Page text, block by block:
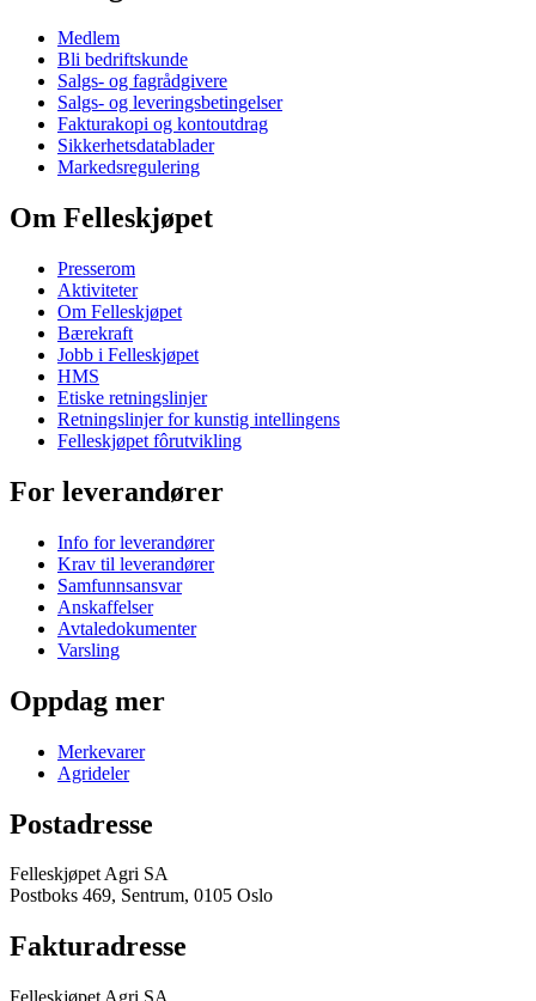
Medlem
Bli bedriftskunde
Salgs- og fagrådgivere
Salgs- og leveringsbetingelser
Fakturakopi og kontoutdrag
Sikkerhetsdatablader
Markedsregulering
Om Felleskjøpet
Presserom
Aktiviteter
Om Felleskjøpet
Bærekraft
Jobb i Felleskjøpet
HMS
Etiske retningslinjer
Retningslinjer for kunstig intellingens
Felleskjøpet fôrutvikling
For leverandører
Info for leverandører
Krav til leverandører
Samfunnsansvar
Anskaffelser
Avtaledokumenter
Varsling
Oppdag mer
Merkevarer
Agrideler
Postadresse
Felleskjøpet Agri SA
Postboks 469, Sentrum, 0105 Oslo
Fakturadresse